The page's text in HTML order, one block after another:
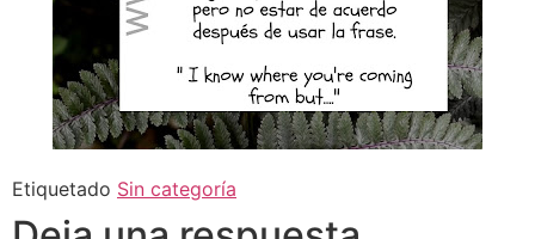
Etiquetado Sin categoría